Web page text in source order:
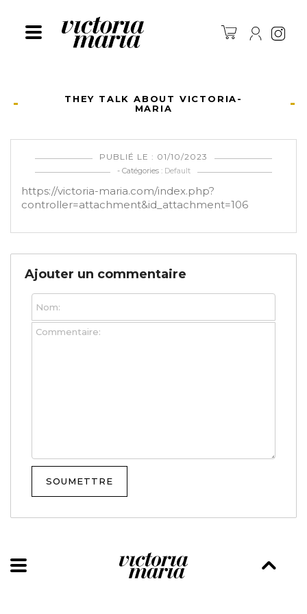
THEY TALK ABOUT VICTORIA-
MARIA
PUBLIÉ LE : 01/10/2023
- Catégories : Default
https://victoria-maria.com/index.php?
controller=attachment&id_attachment=106
Ajouter un commentaire